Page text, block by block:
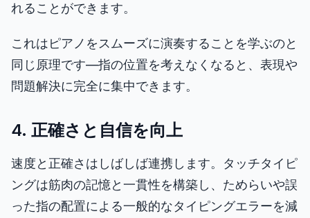
れることができます。
これはピアノをスムーズに演奏することを学ぶのと
同じ原理です—指の位置を考えなくなると、表現や
問題解決に完全に集中できます。
4. 正確さと自信を向上
速度と正確さはしばしば連携します。タッチタイピ
ングは筋肉の記憶と一貫性を構築し、ためらいや誤
った指の配置による一般的なタイピングエラーを減